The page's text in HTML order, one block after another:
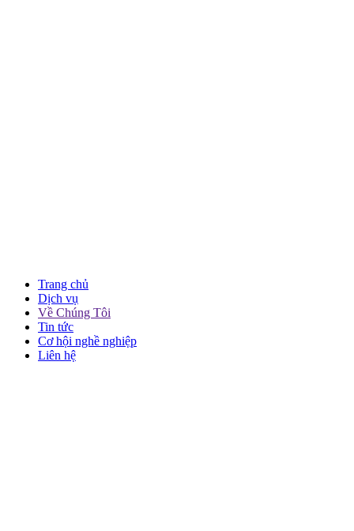
Trang chủ
Dịch vụ
Về Chúng Tôi
Tin tức
Cơ hội nghề nghiệp
Liên hệ